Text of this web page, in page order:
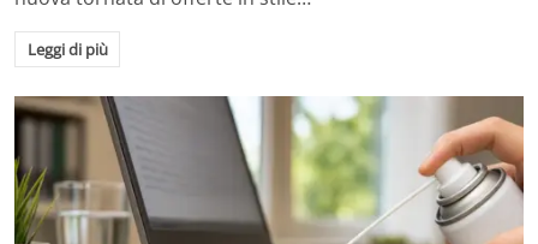
Leggi di più